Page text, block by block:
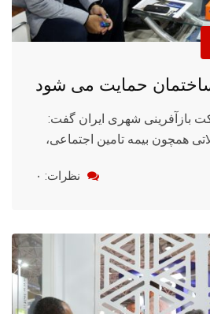
حمایت می شود
بازآفرینی شهری ایران گفت:
همچون بیمه تامین اجتماعی،
نظرات: ۰